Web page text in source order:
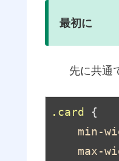
最初に
先に共通
.card {
min-
max-